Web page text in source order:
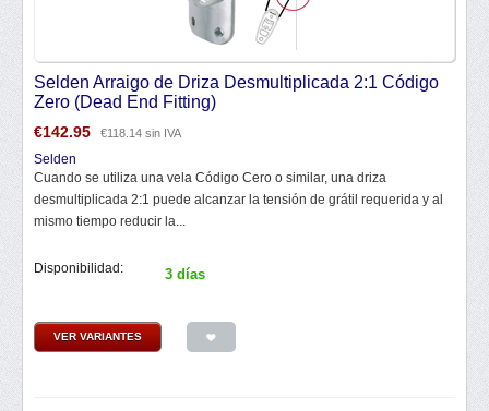
Selden Arraigo de Driza Desmultiplicada 2:1 Código
Zero (Dead End Fitting)
€142.95 €118.14 sin IVA
Selden
Cuando se utiliza una vela Código Cero o similar, una driza
desmultiplicada 2:1 puede alcanzar la tensión de grátil requerida y al
mismo tiempo reducir la...
Disponibilidad: 3 días
VER VARIANTES